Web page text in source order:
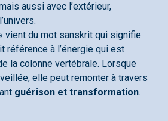
aussi avec l’extérieur,
vient du mot sanskrit qui signifie
référence à l’énergie qui est
la colonne vertébrale. Lorsque
elle peut remonter à travers
guérison et transformation.